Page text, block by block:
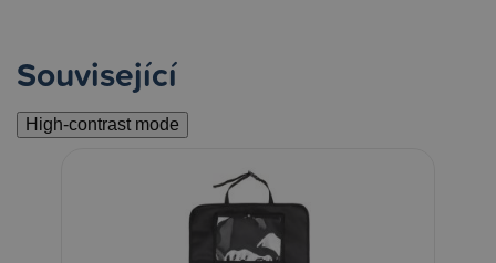
Související
High-contrast mode